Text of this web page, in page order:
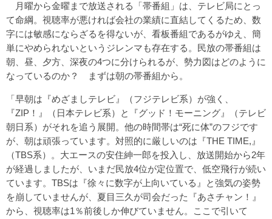
月曜から金曜まで放送される「帯番組」は、テレビ局にとっ
て命綱。視聴率が悪ければ会社の業績に直結してくるため、数
字には敏感にならざるを得ないが、看板番組であるがゆえ、簡
単にやめられないというジレンマも存在する。民放の帯番組は
朝、昼、夕方、深夜の4つに分けられるが、勢力図はどのように
なっているのか？ まずは朝の帯番組から。
「早朝は『めざましテレビ』（フジテレビ系）が強く、
『ZIP！』（日本テレビ系）と『グッド！モーニング』（テレビ
朝日系）がそれを追う展開。他の時間帯は“死に体”のフジです
が、朝は頑張っています。対照的に厳しいのは『THE TIME,』
（TBS系）。大エースの安住紳一郎を投入し、放送開始から2年
が経過しましたが、いまだ民放4位が定位置で、低空飛行が続い
ています。TBSは『徐々に数字が上向いている』と強気の姿勢
を崩していませんが、夏目三久が司会だった『あさチャン！』
から、視聴率は1％前後しか伸びていません。ここで引いて